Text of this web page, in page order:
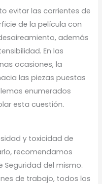
evitar las corrientes de
de la película con
además
En las
ocasiones, la
las piezas puestas
enumerados
esta cuestión.
y toxicidad de
recomendamos
Seguridad del mismo.
de trabajo, todos los